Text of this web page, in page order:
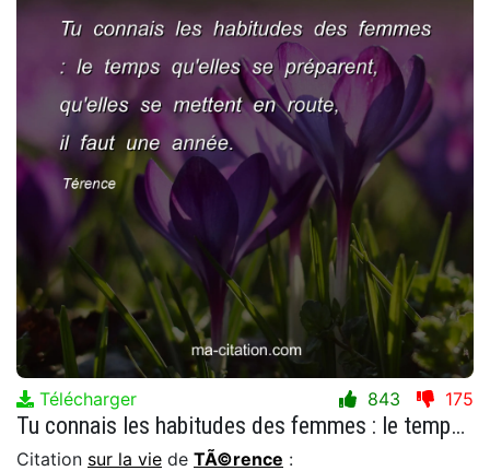
Télécharger 843 175
Tu connais les habitudes des femmes : le temps qu'elles se prÃ©parent, qu'elles se mettent en route, il faut une annÃ©e.
Citation sur la vie de TÃ©rence :